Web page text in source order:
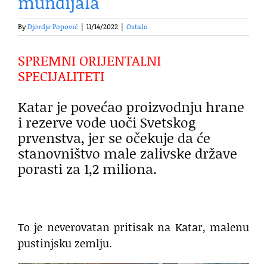
ByDjordje Popović 11/14/2022 Ostalo
SPREMNI ORIJENTALNI
SPECIJALITETI
Katar je povećao proizvodnju hrane
i rezerve vode uoči Svetskog
prvenstva, jer se očekuje da će
stanovništvo male zalivske države
porasti za 1,2 miliona.
To je neverovatan pritisak na Katar, malenu
pustinjsku zemlju.